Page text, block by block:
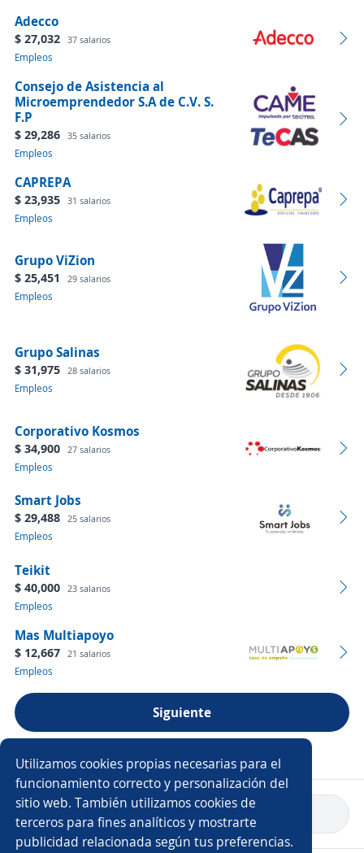
Utilizamos cookies propias necesarias para el
funcionamiento correcto y personalización del
sitio web. También utilizamos cookies de
terceros para fines analíticos y mostrarte
publicidad relacionada según tus preferencias.
Adecco
$ 27,032 37 salarios
Empleos
Consejo de Asistencia al
Microemprendedor S.A de C.V. S.
F.P
$ 29,286 35 salarios
Empleos
CAPREPA
$ 23,935 31 salarios
Empleos
Grupo ViZion
$ 25,451 29 salarios
Empleos
Grupo Salinas
$ 31,975 28 salarios
Empleos
Corporativo Kosmos
$ 34,900 27 salarios
Empleos
Smart Jobs
$ 29,488 25 salarios
Empleos
Teikit
$ 40,000 23 salarios
Empleos
Mas Multiapoyo
$ 12,667 21 salarios
Empleos
Siguiente
Ver más empresas
Volver a inicio